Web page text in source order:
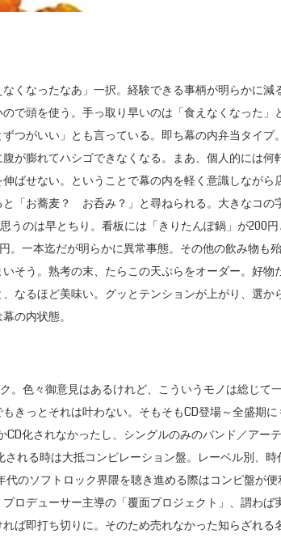
くなったなあ」一択。経験できる事柄が明らかに減
で頭を使う。手っ取り早いのは「食えなくなった」
つがいい」とも言っている。即ち幕の内弁当タイプ
が膨れてハシゴできなくなる。まあ、個人的には何
ばせない。ということで幕の内を軽く意識しながら
「お蕎麦？ お呑み？」と尋ねられる。大きなコの
うのは早とちり。看板には「きりたんぽ鍋」が200
。一本迄だが明らかに異常事態。その他の飲み物も
そう。熟考の末、たらこの天ぷらをオーダー。好物
なるほど美味い。グッとテンションが上がり、選か
の内状態。
。色々御意見はあるけれど、こういうモノは総じて
きっとそれは叶わない。そもそもCD登場～全盛期
化されなかったし、シングルのみのバンド／アー
れる時は大抵コンピレーション盤。レーベル別、
のソフトロック界隈を聴き進める際はコンピ盤が
ロデューサー主導の「覆面プロジェクト」、謂わば
ば即打ち切りに。そのため売れなかった知らざれる